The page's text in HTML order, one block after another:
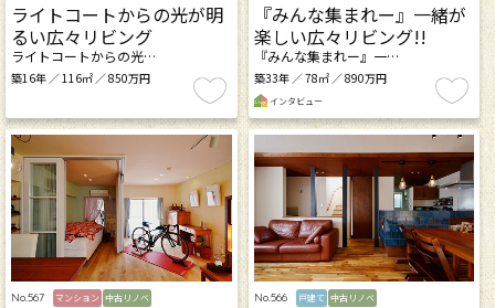
ライトコートからの光が明
るい広々リビング
ライトコートからの光…
築16年 ／ 116㎡ ／ 850万円
『みんな集まれー』一緒が
楽しい広々リビング!!
『みんな集まれー』一…
築33年 ／ 78㎡ ／ 890万円
インタビュー
No.567 マンション 中古リノベ No.566 戸建て 中古リノベ